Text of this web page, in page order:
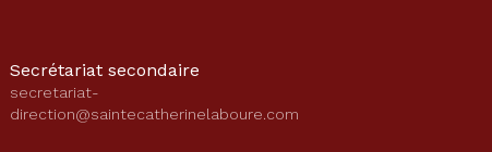
Secrétariat secondaire
secretariat-
direction@saintecatherinelaboure.com